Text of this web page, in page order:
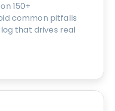
150+
common pitfalls
that drives real